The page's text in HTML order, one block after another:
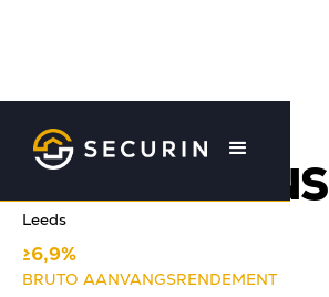
Terug naar overzicht
SKY GARDENS
Leeds
≥6,9%
BRUTO AANVANGSRENDEMENT